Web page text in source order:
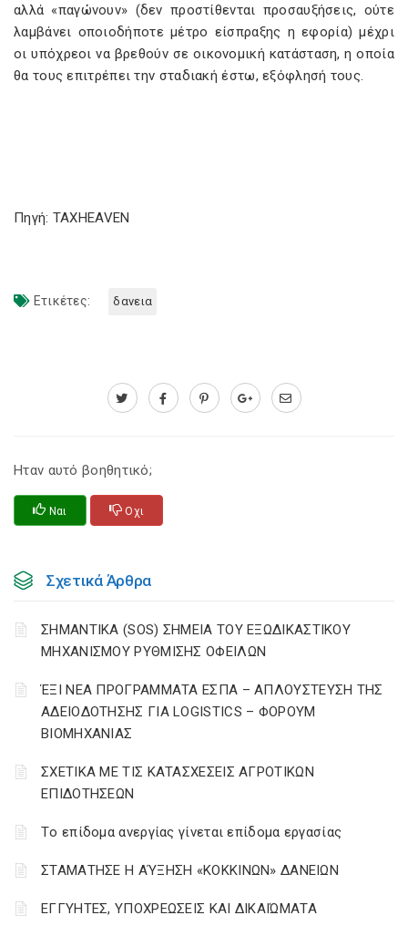
αλλά «παγώνουν» (δεν προστίθενται προσαυξήσεις, ούτε
λαμβάνει οποιοδήποτε μέτρο είσπραξης η εφορία) μέχρι
οι υπόχρεοι να βρεθούν σε οικονομική κατάσταση, η οποία
θα τους επιτρέπει την σταδιακή έστω, εξόφλησή τους.
Πηγή: TAXHEAVEN
Ετικέτες: δανεια
Ηταν αυτό βοηθητικό;
Ναι Οχι
Σχετικά Άρθρα
ΣΗΜΑΝΤΙΚΑ (SOS) ΣΗΜΕΙΑ ΤΟΥ ΕΞΩΔΙΚΑΣΤΙΚΟΥ
ΜΗΧΑΝΙΣΜΟΥ ΡΥΘΜΙΣΗΣ ΟΦΕΙΛΩΝ
ΈΞΙ ΝΕΑ ΠΡΟΓΡΑΜΜΑΤΑ ΕΣΠΑ – AΠΛΟΥΣΤΕΥΣΗ ΤΗΣ
ΑΔΕΙΟΔΟΤΗΣΗΣ ΓΙΑ LOGISTICS – ΦΟΡΟΥΜ
ΒΙΟΜΗΧΑΝΙΑΣ
ΣΧΕΤΙΚΑ ΜΕ ΤΙΣ ΚΑΤΑΣΧΕΣΕΙΣ ΑΓΡΟΤΙΚΩΝ
ΕΠΙΔΟΤΗΣΕΩΝ
Tο επίδομα ανεργίας γίνεται επίδομα εργασίας
ΣΤΑΜΑΤΗΣΕ Η ΑΎΞΗΣΗ «ΚΟΚΚΙΝΩΝ» ΔΑΝΕΙΩΝ
ΕΓΓΥΗΤΕΣ, ΥΠΟΧΡΕΩΣΕΙΣ ΚΑΙ ΔΙΚΑΙΏΜΑΤΑ